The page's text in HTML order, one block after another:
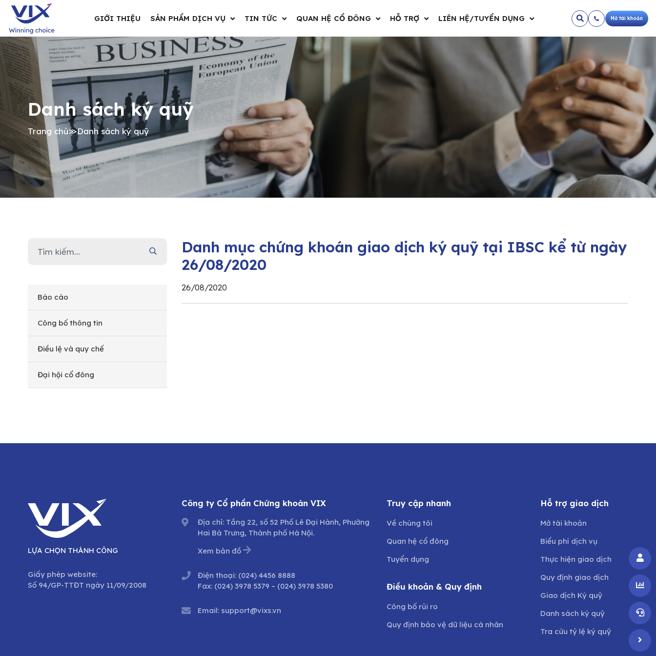
GIỚI THIỆU SẢN PHẨM DỊCH VỤ TIN TỨC QUAN HỆ CỔ ĐÔNG HỖ TRỢ LIÊN HỆ/TUYỂN DỤNG Mở tài khoản
Danh sách ký quỹ
Trang chủ≫Danh sách ký quỹ
Báo cáo
Công bố thông tin
Điều lệ và quy chế
Đại hội cổ đông
Danh mục chứng khoán giao dịch ký quỹ tại IBSC kể từ ngày
26/08/2020
26/08/2020
LỰA CHỌN THÀNH CÔNG
Giấy phép website:
Số 94/GP-TTĐT ngày 11/09/2008
Công ty Cổ phần Chứng khoán VIX
Địa chỉ: Tầng 22, số 52 Phố Lê Đại Hành, Phường
Hai Bà Trưng, Thành phố Hà Nội.
Xem bản đồ
Điện thoại: (024) 4456 8888
Fax: (024) 3978 5379 – (024) 3978 5380
Email: support@vixs.vn
Truy cập nhanh
Về chúng tôi
Quan hệ cổ đông
Tuyển dụng
Điều khoản & Quy định
Công bố rủi ro
Quy định bảo vệ dữ liệu cá nhân
Hỗ trợ giao dịch
Mở tài khoản
Biểu phí dịch vụ
Thực hiện giao dịch
Quy định giao dịch
Giao dịch Ký quỹ
Danh sách ký quỹ
Tra cứu tỷ lệ ký quỹ